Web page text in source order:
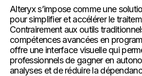
Alteryx s’impose comme une
pour simplifier et accélérer le
Contrairement aux outils
compétences avancées en
offre une interface visuelle qui
professionnels de gagner en
analyses et de réduire la